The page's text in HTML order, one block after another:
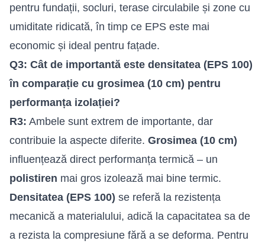
pentru fundații, socluri, terase circulabile și zone cu
umiditate ridicată, în timp ce EPS este mai
economic și ideal pentru fațade.
Q3: Cât de importantă este densitatea (EPS 100)
în comparație cu grosimea (10 cm) pentru
performanța izolației?
R3: Ambele sunt extrem de importante, dar
contribuie la aspecte diferite. Grosimea (10 cm)
influențează direct performanța termică – un
polistiren mai gros izolează mai bine termic.
Densitatea (EPS 100) se referă la rezistența
mecanică a materialului, adică la capacitatea sa de
a rezista la compresiune fără a se deforma. Pentru